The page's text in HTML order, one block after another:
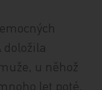
doložila
u něhož
let poté,